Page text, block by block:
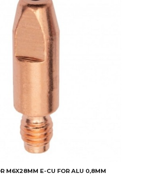
M6X28MM E-CU FOR ALU 0,8MM